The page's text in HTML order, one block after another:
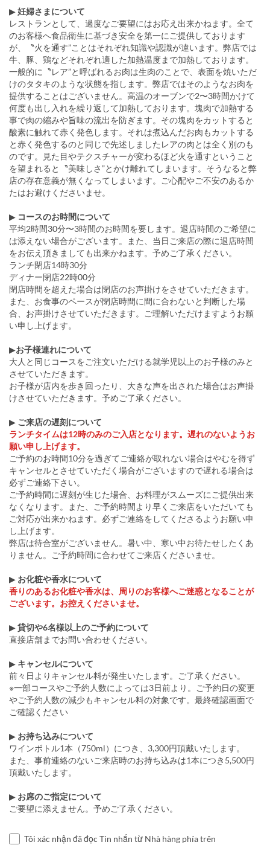
▶妊婦さまについて
レストランとして、過度なご要望にはお応え出来かねます。全て
のお客様へ食品衛生に基づき安全を第一にご提供しております
が、〝火を通す”ことはそれぞれ知識や認識が違います。弊店では
牛、豚、鶏などそれぞれ適した加熱温度まで加熱しております。
一般的に〝レア”と呼ばれるお肉は生肉のことで、表面を焼いただ
けのタタキのような状態を指します。弊店ではそのようなお肉を
提供することはございません。高温のオーブンで2〜3時間かけて
何度も出し入れを繰り返して加熱しております。塊肉で加熱する
事で肉の縮みや旨味の流出を防ぎます。その塊肉をカットすると
酸素に触れて赤く発色します。それは煮込んだお肉もカットする
と赤く発色するのと同じで先述しましたレアの肉とは全く別のも
のです。見た目やテクスチャーが変わるほど火を通すということ
を望まれると〝美味しさ”とかけ離れてしまいます。そうなると弊
店の存在意義が無くなってしまいます。ご心配やご不安のあるか
たはお避けくださいませ。
▶ コースのお時間について
平均2時間30分〜3時間のお時間を要します。退店時間のご希望に
は添えない場合がございます。また、当日ご来店の際に退店時間
をお伝え頂きましても出来かねます。予めご了承ください。
ランチ閉店14時30分
ディナー閉店22時00分
閉店時間を超えた場合は閉店のお声掛けをさせていただきます。
また、お食事のペースが閉店時間に間に合わないと判断した場
合、お声掛けさせていただきます。ご理解いただけますようお願
い申し上げます。
▶お子様連れについて
大人と同じコースをご注文いただける就学児以上のお子様のみと
させていただきます。
お子様が店内を歩き回ったり、大きな声を出された場合はお声掛
けさせていただきます。予めご了承ください。
▶ ご来店の遅刻について
ランチタイムは12時のみのご入店となります。遅れのないようお
願い申し上げます。
ご予約のお時間10分を過ぎてご連絡が取れない場合はやむを得ず
キャンセルとさせていただく場合がございますので遅れる場合は
必ずご連絡下さい。
ご予約時間に遅刻が生じた場合、お料理がスムーズにご提供出来
なくなります。また、ご予約時間より早くご来店をいただいても
ご対応が出来かねます。必ずご連絡をしてくださるようお願い申
し上げます。
弊店は待合室がございません。暑い中、寒い中お待たせしたくあ
りません。ご予約時間に合わせてご来店くださいませ。
▶ お化粧や香水について
香りのあるお化粧や香水は、周りのお客様へご迷惑となることが
ございます。お控えくださいませ。
▶貸切や6名様以上のご予約について
直接店舗までお問い合わせください。
▶ キャンセルについて
前々日よりキャンセル料が発生いたします。ご了承ください。
※一部コースやご予約人数によっては3日前より。ご予約日の変更
やご予約人数の減少もキャンセル料の対象です。最終確認画面で
ご確認ください
▶ お持ち込みについて
ワインボトル1本（750ml）につき、3,300円頂戴いたします。
また、事前連絡のないご来店時のお持ち込みは1本につき5,500円
頂戴いたします。
▶ お席のご指定について
ご要望に添えません。予めご了承ください。
Tôi xác nhận đã đọc Tin nhắn từ Nhà hàng phía trên